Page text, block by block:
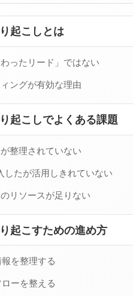
起こしとは
ったリード」ではない
ングが有効な理由
起こしでよくある課題
整理されていない
したが活用しきれていない
リソースが足りない
起こすための進め方
を整理する
ーを整える